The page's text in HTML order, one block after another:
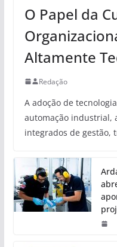
O Papel da
Altamente
Redação
A adoção de
automação industrial,
integrados de gestão,